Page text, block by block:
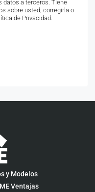
datos a terceros. Tiene
sobre usted, corregirla o
de Privacidad.
y Modelos
Ventajas